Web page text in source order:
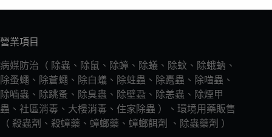
營業項目
病媒防治（ 除蟲、除鼠、除蟑、除蟻、除蚊、除蛾蚋、
除蚤蠅、除蒼蠅、除白蟻、除蛀蟲、除蠹蟲、除嚙蟲、
除嚙蟲、除跳蚤、除臭蟲、除壁蝨、除恙蟲、除煙甲
蟲、社區消毒、大樓消毒、住家除蟲 ）、環境用藥販售
（ 殺蟲劑、殺蟑藥、蟑螂藥、蟑螂餌劑 、除蟲藥劑 ）